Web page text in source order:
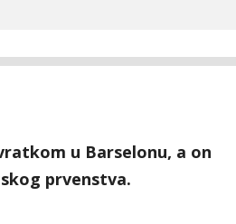
u Barselonu, a on
prvenstva.